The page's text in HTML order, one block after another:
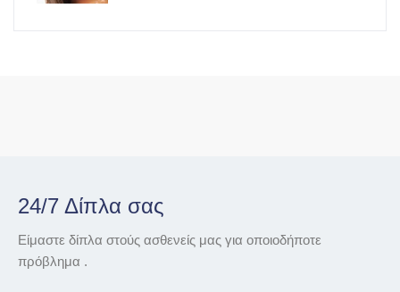
24/7 Δίπλα σας
Είμαστε δίπλα στούς ασθενείς μας για οποιοδήποτε
πρόβλημα .